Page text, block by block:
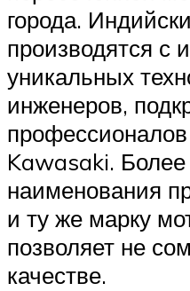
города.
производятся с
уникальных
инженеров,
Kawasaki. Более
наименования
и ту же марку
позволяет не
качестве.